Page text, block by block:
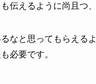
伝えるように尚且つ、
なと思ってもらえる
必要です。